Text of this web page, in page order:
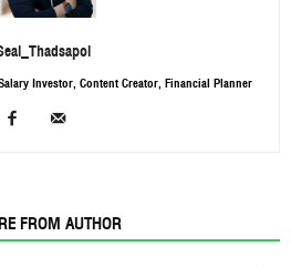
Investor, Content Creator, Financial Planner
FROM AUTHOR